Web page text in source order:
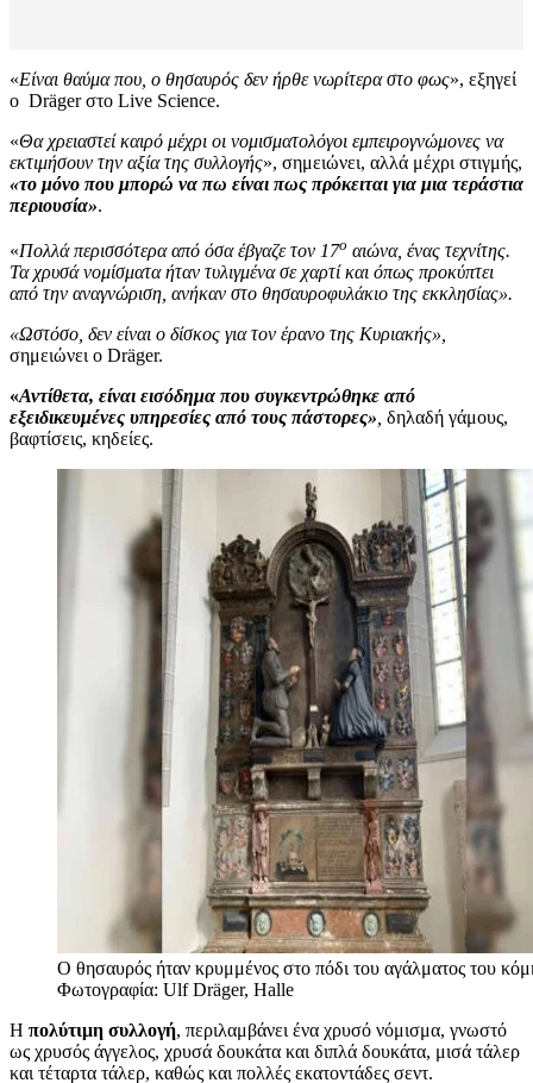
«Είναι θαύμα που, ο θησαυρός δεν ήρθε νωρίτερα στο φως», εξηγεί
ο Dräger στο Live Science.
«Θα χρειαστεί καιρό μέχρι οι νομισματολόγοι εμπειρογνώμονες να
εκτιμήσουν την αξία της συλλογής», σημειώνει, αλλά μέχρι στιγμής,
«το μόνο που μπορώ να πω είναι πως πρόκειται για μια τεράστια
περιουσία».
«Πολλά περισσότερα από όσα έβγαζε τον 17ο αιώνα, ένας τεχνίτης.
Τα χρυσά νομίσματα ήταν τυλιγμένα σε χαρτί και όπως προκύπτει
από την αναγνώριση, ανήκαν στο θησαυροφυλάκιο της εκκλησίας».
«Ωστόσο, δεν είναι ο δίσκος για τον έρανο της Κυριακής»,
σημειώνει ο Dräger.
«Αντίθετα, είναι εισόδημα που συγκεντρώθηκε από
εξειδικευμένες υπηρεσίες από τους πάστορες» δηλαδή γάμους,
βαφτίσεις, κηδείες.
Ο θησαυρός ήταν κρυμμένος στο πόδι του αγάλματος του
Φωτογραφία: Ulf Dräger, Halle
Η πολύτιμη συλλογή, περιλαμβάνει ένα χρυσό νόμισμα, γνωστό
ως χρυσός άγγελος, χρυσά δουκάτα και διπλά δουκάτα, μισά τάλερ
και τέταρτα τάλερ, καθώς και πολλές εκατοντάδες σεντ.